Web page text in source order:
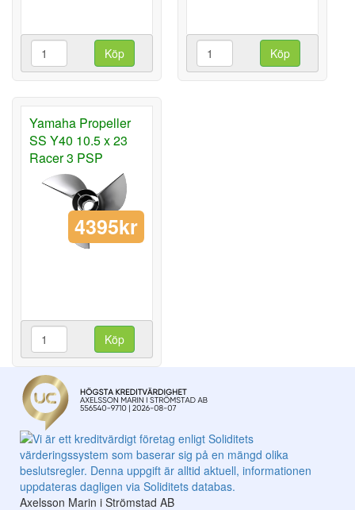
Köp Köp
Yamaha Propeller
SS Y40 10.5 x 23
Racer 3 PSP
4395kr
Köp
Axelsson Marin i Strömstad AB